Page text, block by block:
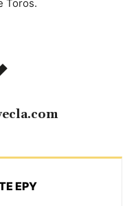
Toros.
EPY